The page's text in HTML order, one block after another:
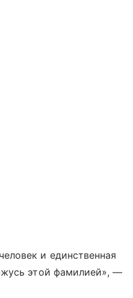
и единственная
этой фамилией», —